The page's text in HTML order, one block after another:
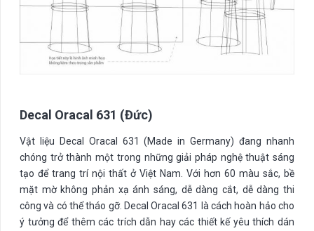
Decal Oracal 631 (Đức)
Vật liệu Decal Oracal 631 (Made in Germany) đang nhanh
chóng trở thành một trong những giải pháp nghệ thuật sáng
tạo để trang trí nội thất ở Việt Nam. Với hơn 60 màu sắc, bề
mặt mờ không phản xạ ánh sáng, dễ dàng cắt, dễ dàng thi
công và có thể tháo gỡ. Decal Oracal 631 là cách hoàn hảo cho
ý tưởng để thêm các trích dẫn hay các thiết kế yêu thích dán